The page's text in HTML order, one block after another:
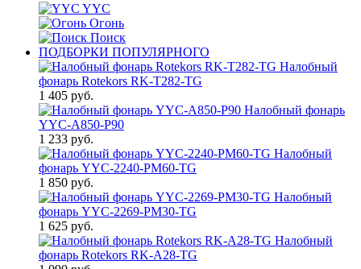
YYC
Огонь
Поиск
ПОДБОРКИ ПОПУЛЯРНОГО
Налобный
фонарь Rotekors RK-T282-TG
1 405 руб.
Налобный фонарь
YYC-A850-P90
1 233 руб.
Налобный
фонарь YYC-2240-PM60-TG
1 850 руб.
Налобный
фонарь YYC-2269-PM30-TG
1 625 руб.
Налобный
фонарь Rotekors RK-A28-TG